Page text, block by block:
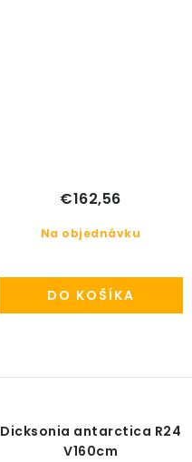
Na objednávku
€162,56
DO KOŠÍKA
Dicksonia antarctica R24
V160cm